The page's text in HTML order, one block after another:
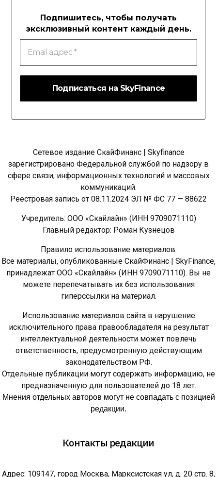
Подпишитесь, чтобы получать
эксклюзивный контент каждый день.
Email
адрес
Сетевое издание СкайФинанс | Skyfinance
зарегистрировано Федеральной службой по надзору в
сфере связи, информационных технологий и массовых
коммуникаций.
Реестровая запись от 08.11.2024 ЭЛ № ФС 77 — 88622
Учредитель: ООО «Скайлайн» (ИНН 9709071110)
Главный редактор: Роман Кузнецов
Правило использование материалов:
Все материалы, опубликованные СкайФинанс | SkyFinance,
принадлежат ООО «Скайлайн» (ИНН 9709071110). Вы не
можете перепечатывать их без использования
гиперссылки на материал.
Использование материалов сайта в нарушение
исключительного права правообладателя на результат
интеллектуальной деятельности может повлечь
ответственность, предусмотренную действующим
законодательством РФ.
Отдельные публикации могут содержать информацию, не
предназначенную для пользователей до 18 лет.
Мнения отдельных авторов могут не совпадать с позицией
редакции.
Контакты редакции
Адрес: 109147, город Москва, Марксистская ул, д. 20 стр. 8,